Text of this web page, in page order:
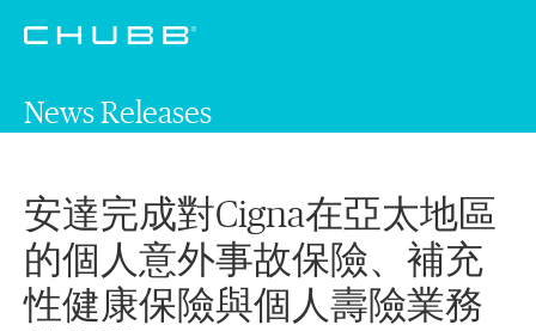
News Releases
安達完成對Cigna在亞太地區
的個人意外事故保險、補充
性健康保險與個人壽險業務